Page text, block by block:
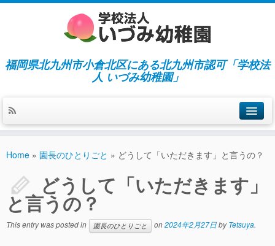
福岡県北九州市小倉北区にある北九州市認可「学校法
人 いづみ幼稚園」
施設紹介
指導／保育の内容
入園募集／入園費用
Home » 園長のひとりごと » どうして「いただきます」と言うの？
どうして「いただきます」
と言うの？
This entry was posted in 園長のひとりごと on2024年2月27日byTetsuya.